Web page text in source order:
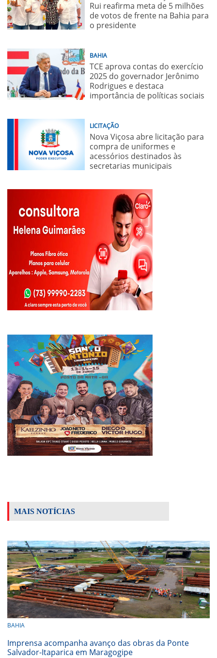
Rui reafirma meta de 5 milhões
de votos de frente na Bahia para
o presidente
BAHIA
TCE aprova contas do exercício
2025 do governador Jerônimo
Rodrigues e destaca
importância de políticas sociais
LICITAÇÃO
Nova Viçosa abre licitação para
compra de uniformes e
acessórios destinados às
secretarias municipais
MAIS NOTÍCIAS
BAHIA
Imprensa acompanha avanço das obras da Ponte
Salvador-Itaparica em Maragogipe